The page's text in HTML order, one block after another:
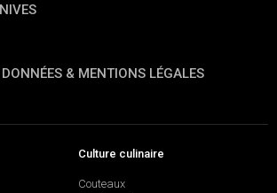
& MENTIONS LÉGALES
Culture culinaire
Couteaux